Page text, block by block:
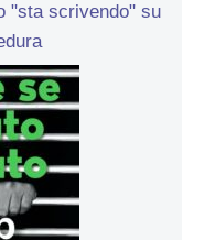
"sta scrivendo" su